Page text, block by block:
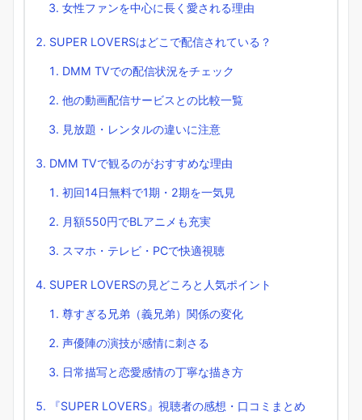
女性ファンを中心に長く愛される理由
SUPER LOVERSはどこで配信されている？
DMM TVでの配信状況をチェック
他の動画配信サービスとの比較一覧
見放題・レンタルの違いに注意
DMM TVで観るのがおすすめな理由
初回14日無料で1期・2期を一気見
月額550円でBLアニメも充実
スマホ・テレビ・PCで快適視聴
SUPER LOVERSの見どころと人気ポイント
尊すぎる兄弟（義兄弟）関係の変化
声優陣の演技が感情に刺さる
日常描写と恋愛感情の丁寧な描き方
『SUPER LOVERS』視聴者の感想・口コミまとめ